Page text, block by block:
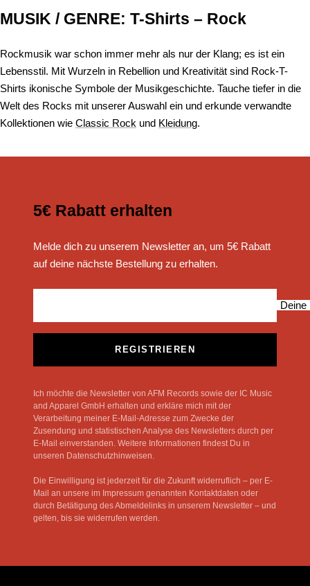
MUSIK / GENRE: T-Shirts – Rock
Rockmusik war schon immer mehr als nur der Klang; es ist ein
Lebensstil. Mit Wurzeln in Rebellion und Kreativität sind Rock-T-
Shirts ikonische Symbole der Musikgeschichte. Tauche tiefer in die
Welt des Rocks mit unserer Auswahl ein und erkunde verwandte
Kollektionen wie Classic Rock und Kleidung.
5€ Rabatt erhalten
Melde dich zu unserem Newsletter an, um 5€ Rabatt
auf deine nächste Bestellung zu erhalten.
Deine
REGISTRIEREN
Ich möchte die Newsletter von AFM Records sowie der IC Music
and Apparel GmbH erhalten und erkläre mich mit der
Verarbeitung meiner E-Mail-Adresse zum Zwecke der
Zusendung und statistischen Analyse des Newsletters durch per
E-Mail einverstanden. Weitere Informationen findest Du in
unseren Datenschutzhinweisen.
Die Einwilligung ist jederzeit für die Zukunft widerruflich – per E-
Mail an unsere im Impressum genannten Kontaktdaten oder
durch Betätigung des Abmeldelinks in unserem Newsletter – und
gelten, bis sie widerrufen werden.